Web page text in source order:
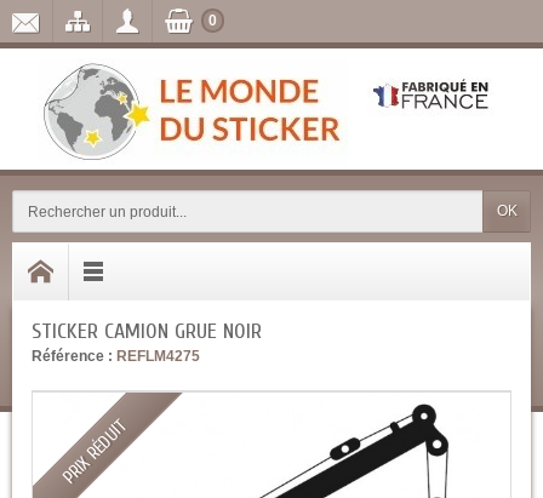
OK
0
STICKER CAMION GRUE NOIR
Référence : REFLM4275
PRIX RÉDUIT